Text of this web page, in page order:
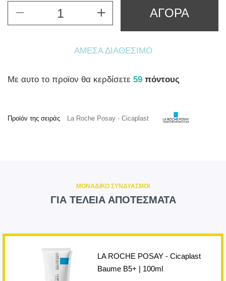
ΑΓΟΡΑ
ΆΜΕΣΑ ΔΙΑΘΈΣΙΜΟ
Mε αυτο το προϊον θα κερδίσετε 59 πόντους
Προϊόν της σειράς La Roche Posay - Cicaplast
ΜΟΝΑΔΙΚΟ ΣΥΝΔΥΑΣΜΟΙ
ΓΙΑ ΤΕΛΕΙΑ ΑΠΟΤΕΣΜΑΤΑ
LA ROCHE POSAY - Cicaplast
Baume B5+ | 100ml